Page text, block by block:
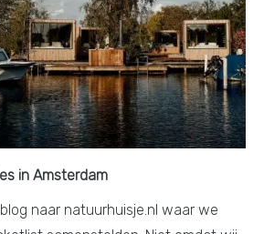
in Amsterdam
naar natuurhuisje.nl waar we